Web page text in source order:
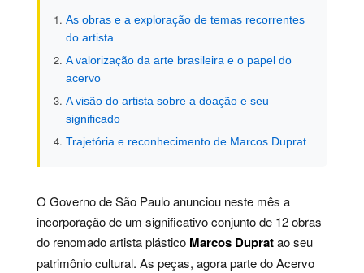
As obras e a exploração de temas recorrentes
do artista
A valorização da arte brasileira e o papel do
acervo
A visão do artista sobre a doação e seu
significado
Trajetória e reconhecimento de Marcos Duprat
O Governo de São Paulo anunciou neste mês a
incorporação de um significativo conjunto de 12 obras
do renomado artista plástico Marcos Dupratao seu
patrimônio cultural. As peças, agora parte do Acervo